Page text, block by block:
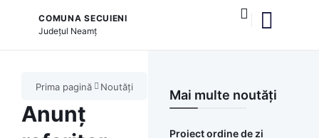
COMUNA SECUIENI
Județul Neamț
Prima pagină Noutăți
Anunț
Mai multe noutăți
Proiect ordine de zi